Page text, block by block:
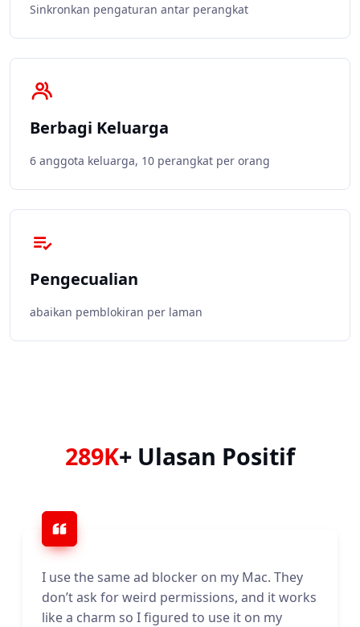
Sinkronkan pengaturan antar perangkat
Berbagi Keluarga
6 anggota keluarga, 10 perangkat per orang
Pengecualian
abaikan pemblokiran per laman
289K+ Ulasan Positif
I use the same ad blocker on my Mac. They
don’t ask for weird permissions, and it works
like a charm so I figured to use it on my